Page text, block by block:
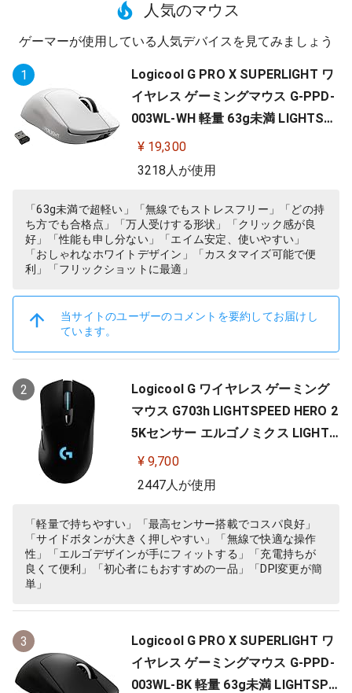
人気のマウス
ゲーマーが使用している人気デバイスを見てみましょう
1
Logicool G PRO X SUPERLIGHT ワ
イヤレス ゲーミングマウス G-PPD-
003WL-WH 軽量 63g未満 LIGHTSP
EED HERO 25Kセンサー POWERPLA
Y 無線 充電 対応 ゲーミング マウス
¥ 19,300
3218人が使用
「63g未満で超軽い」「無線でもストレスフリー」「どの持
ち方でも合格点」「万人受けする形状」「クリック感が良
好」「性能も申し分ない」「エイム安定、使いやすい」
「おしゃれなホワイトデザイン」「カスタマイズ可能で便
利」「フリックショットに最適」
当サイトのユーザーのコメントを要約してお届けし
ています。
2
Logicool G ワイヤレス ゲーミング
マウス G703h LIGHTSPEED HERO 2
5Kセンサー エルゴノミクス LIGHTS
YNC RGB POWERPLAY 無線 充電 対
応 ゲーミング マウス 充電式 無線 P
内正規品 【 ファイナルファンタジ
ー XIV 推奨モデル 】
¥ 9,700
2447人が使用
「軽量で持ちやすい」「最高センサー搭載でコスパ良好」
「サイドボタンが大きく押しやすい」「無線で快適な操作
性」「エルゴデザインが手にフィットする」「充電持ちが
良くて便利」「初心者にもおすすめの一品」「DPI変更が簡
単」
3
Logicool G PRO X SUPERLIGHT ワ
イヤレス ゲーミングマウス G-PPD-
003WL-BK 軽量 63g未満 LIGHTSPE